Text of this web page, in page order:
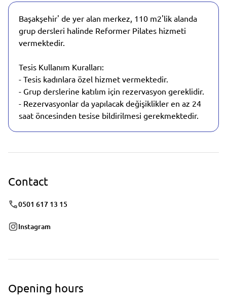
Başakşehir' de yer alan merkez, 110 m2'lik alanda
grup dersleri halinde Reformer Pilates hizmeti
vermektedir.
Tesis Kullanım Kuralları:
- Tesis kadınlara özel hizmet vermektedir.
- Grup derslerine katılım için rezervasyon gereklidir.
- Rezervasyonlar da yapılacak değişiklikler en az 24
saat öncesinden tesise bildirilmesi gerekmektedir.
Contact
0501 617 13 15
Instagram
Opening hours